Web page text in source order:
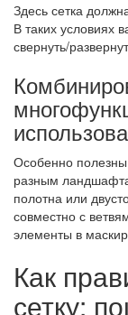
Здесь сетка
В таких условиях
свернуть/
Особенно полезны
разным
полотна или
совместно с
элементы в
Как
сетку: